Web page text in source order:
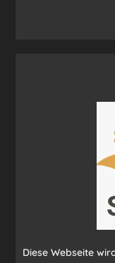
Diese Webseite